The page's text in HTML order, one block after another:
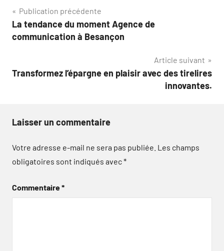
Navigation
de
Publication précédente
La tendance du moment Agence de
communication à Besançon
Article suivant
Transformez l’épargne en plaisir avec des tirelires
innovantes.
Laisser un commentaire
Votre adresse e-mail ne sera pas publiée. Les champs
obligatoires sont indiqués avec*
Commentaire*